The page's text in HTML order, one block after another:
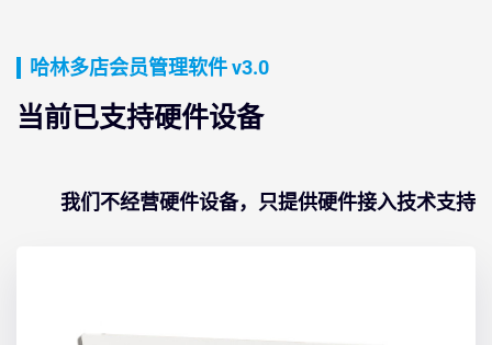
哈林多店会员管理软件 v3.0
当前已支持硬件设备
我们不经营硬件设备，只提供硬件接入技术支持